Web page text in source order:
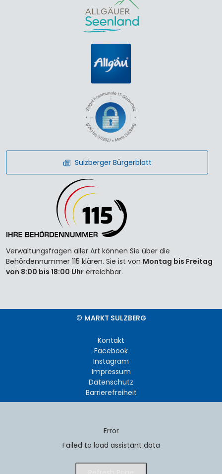
Sulzberger Bürgerblatt
Verwaltungsfragen aller Art können Sie über die
Behördennummer 115 klären. Sie ist von Montag bis Freitag
von 8:00 bis 18:00 Uhr erreichbar.
© MARKT SULZBERG
Kontakt
Facebook
Instagram
Impressum
Datenschutz
Barrierefreiheit
Error
Failed to load assistant data